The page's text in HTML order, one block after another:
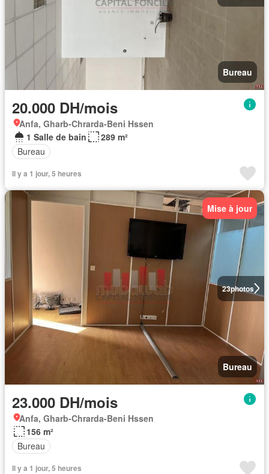
Bureau
20.000 DH/mois
Anfa, Gharb-Chrarda-Beni Hssen
1 Salle de bain
289 m²
Bureau
Il y a 1 jour, 5 heures
23photos
Mise à jour
Bureau
23.000 DH/mois
Anfa, Gharb-Chrarda-Beni Hssen
156 m²
Bureau
Il y a 1 jour, 5 heures